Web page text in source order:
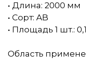
• Длина: 2000 мм
• Сорт: AB
• Площадь 1 шт.:
Область